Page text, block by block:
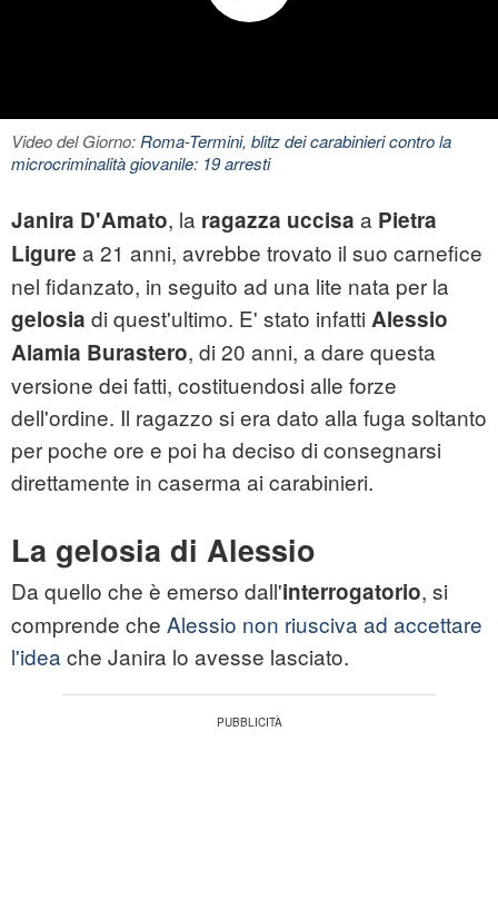
Video del Giorno:Roma-Termini, blitz dei carabinieri contro la
microcriminalità giovanile: 19 arresti
Janira D'Amato, la ragazza uccisa a Pietra
Ligure a 21 anni, avrebbe trovato il suo carnefice
nel fidanzato, in seguito ad una lite nata per la
gelosia di quest'ultimo. E' stato infatti Alessio
Alamia Burastero, di 20 anni, a dare questa
versione dei fatti, costituendosi alle forze
dell'ordine. Il ragazzo si era dato alla fuga soltanto
per poche ore e poi ha deciso di consegnarsi
direttamente in caserma ai carabinieri.
La gelosia di Alessio
Da quello che è emerso dall'interrogatorio, si
comprende che Alessio non riusciva ad accettare
l'idea che Janira lo avesse lasciato.